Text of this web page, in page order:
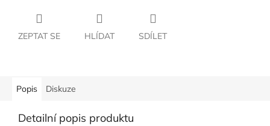
ZEPTAT SE HLÍDAT SDÍLET
Popis Diskuze
Detailní popis produktu